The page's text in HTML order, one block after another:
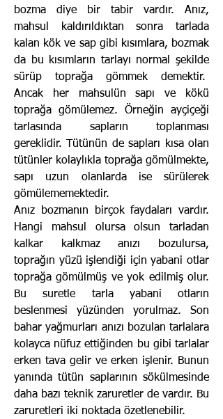
bozma diye bir tabir vardır. Anız,
mahsul kaldırıldıktan sonra tarlada
kalan kök ve sap gibi kısımlara, bozmak
da bu kısımların tarlayı normal şekilde
sürüp top­rağa gömmek demektir.
Ancak her mahsulün sapı ve kökü
toprağa gömülemez. Örneğin ayçiçeği
tarlasında sapların toplanması
gereklidir. Tütünün de sapları kısa olan
tütünler kolaylıkla toprağa gömülmekte,
sapı uzun olanlarda ise sürülerek
gömülememektedir.
Anız bozmanın birçok faydaları vardır.
Hangi mahsul olursa olsun tarladan
kalkar kalkmaz anızı bozulursa,
toprağın yüzü işlendiği için yabani otlar
toprağa gömülmüş ve yok edilmiş olur.
Bu suretle tarla yabani otların
beslenmesi yüzünden yorulmaz. Son
bahar yağmurları anızı bozulan tarlalara
kolayca nüfuz ettiğinden bu gibi tar­lalar
erken tava gelir ve erken işlenir. Bunun
yanında tütün sapları­nın sökülmesinde
daha bazı teknik zaruretler de vardır. Bu
zaruretleri iki noktada özetlenebilir.